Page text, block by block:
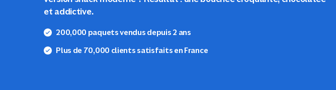
et addictive.
200,000 paquets vendus depuis 2 ans
Plus de 70,000 clients satisfaits en France